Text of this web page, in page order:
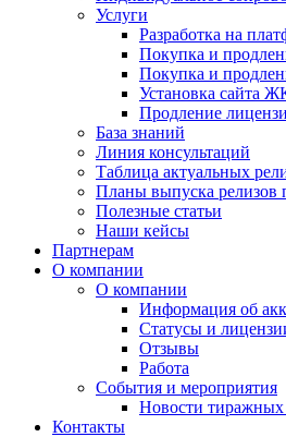
Услуги
Разработка на
Покупка и
Покупка и
Установка сайта
Продление
База знаний
Линия консультаций
Таблица актуальных
Планы выпуска релизов
Полезные статьи
Наши кейсы
Партнерам
О компании
О компании
Информация об
Статусы и
Отзывы
Работа
События и мероприятия
Новости
Контакты